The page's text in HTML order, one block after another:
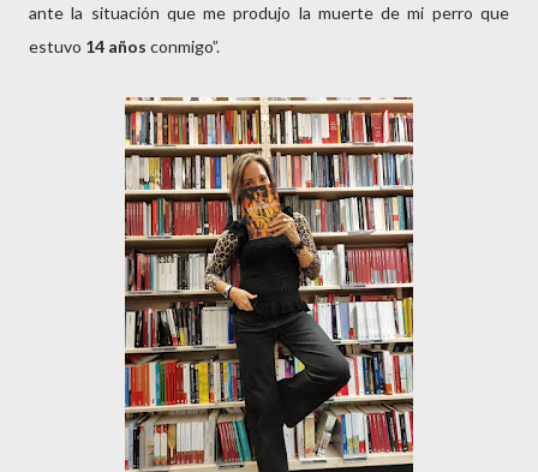
ante la situación que me produjo la muerte de mi perro que
estuvo 14 años conmigo”.